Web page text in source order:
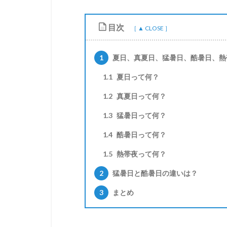
目次
1 夏日、真夏日、猛暑日、酷暑日、
1.1 夏日って何？
1.2 真夏日って何？
1.3 猛暑日って何？
1.4 酷暑日って何？
1.5 熱帯夜って何？
2 猛暑日と酷暑日の違いは？
3 まとめ